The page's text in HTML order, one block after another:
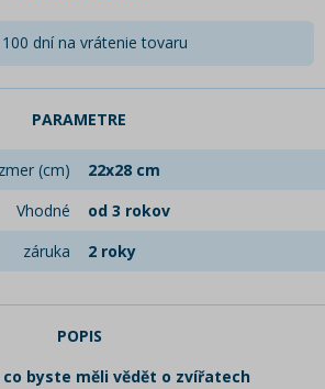
dní na vrátenie tovaru
PARAMETRE
(cm)
22x28 cm
Vhodné
od 3 rokov
záruka
2 roky
POPIS
co byste měli vědět o zvířatech